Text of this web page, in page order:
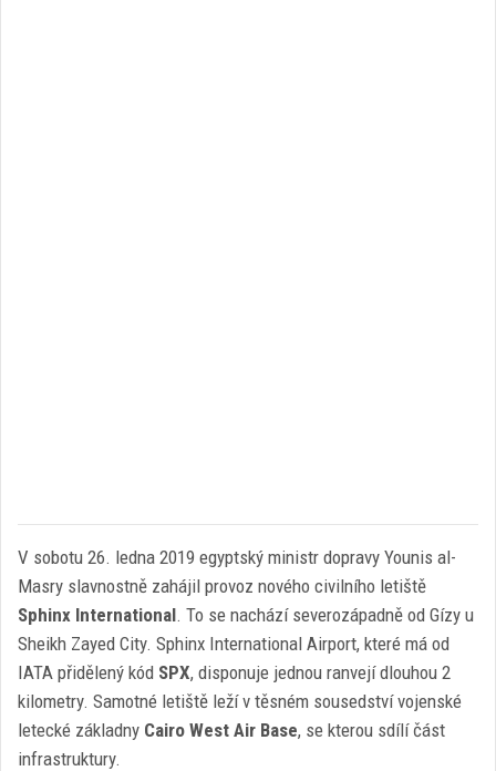
V sobotu 26. ledna 2019 egyptský ministr dopravy Younis al-
Masry slavnostně zahájil provoz nového civilního letiště
Sphinx International. To se nachází severozápadně od Gízy u
Sheikh Zayed City. Sphinx International Airport, které má od
IATA přidělený kód SPX, disponuje jednou ranvejí dlouhou 2
kilometry. Samotné letiště leží v těsném sousedství vojenské
letecké základny Cairo West Air Base, se kterou sdílí část
infrastruktury.